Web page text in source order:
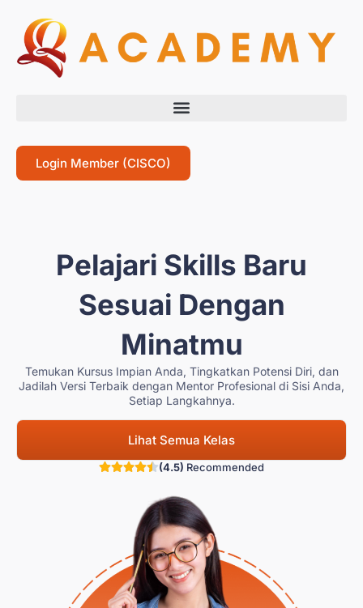
Login Member (CISCO)
Pelajari Skills Baru
Sesuai Dengan
Minatmu
Temukan Kursus Impian Anda, Tingkatkan Potensi Diri, dan
Jadilah Versi Terbaik dengan Mentor Profesional di Sisi Anda,
Setiap Langkahnya.
Lihat Semua Kelas
(4.5) Recommended